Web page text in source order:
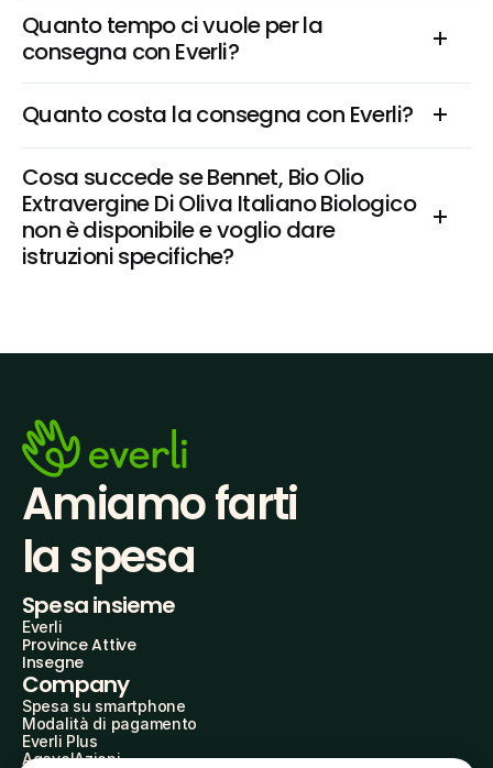
Quanto tempo ci vuole per la
consegna con Everli?
Quanto costa la consegna con Everli?
Cosa succede se Bennet, Bio Olio
Extravergine Di Oliva Italiano Biologico
non è disponibile e voglio dare
istruzioni specifiche?
Amiamo farti
la spesa
Spesa insieme
Everli
Province Attive
Insegne
Company
Spesa su smartphone
Modalità di pagamento
Everli Plus
AgevolAzioni